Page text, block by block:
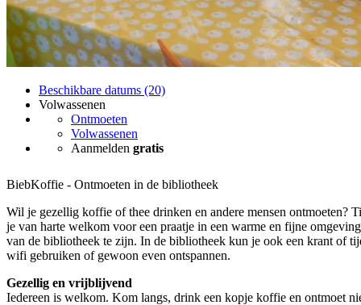
Beschikbare datums (20)
Volwassenen
Ontmoeten
Volwassenen
Aanmelden gratis
BiebKoffie - Ontmoeten in de bibliotheek
Wil je gezellig koffie of thee drinken en andere mensen ontmoeten?
je van harte welkom voor een praatje in een warme en fijne
van de bibliotheek te zijn. In de bibliotheek kun je ook een krant of
wifi gebruiken of gewoon even ontspannen.
Gezellig en vrijblijvend
Iedereen is welkom. Kom langs, drink een kopje koffie en ontmoet